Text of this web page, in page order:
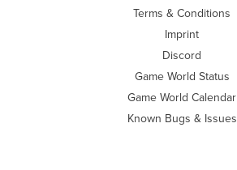
Terms & Conditions
Imprint
Discord
Game World Status
Game World Calendar
Known Bugs & Issues